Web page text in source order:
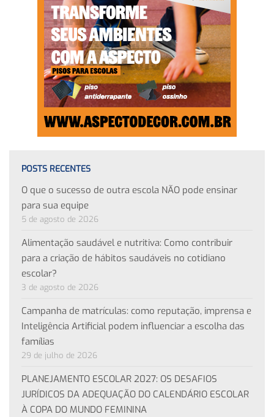
POSTS RECENTES
O que o sucesso de outra escola NÃO pode ensinar
para sua equipe
5 de agosto de 2026
Alimentação saudável e nutritiva: Como contribuir
para a criação de hábitos saudáveis no cotidiano
escolar?
3 de agosto de 2026
Campanha de matrículas: como reputação, imprensa e
Inteligência Artificial podem influenciar a escolha das
famílias
29 de julho de 2026
PLANEJAMENTO ESCOLAR 2027: OS DESAFIOS
JURÍDICOS DA ADEQUAÇÃO DO CALENDÁRIO ESCOLAR
À COPA DO MUNDO FEMININA